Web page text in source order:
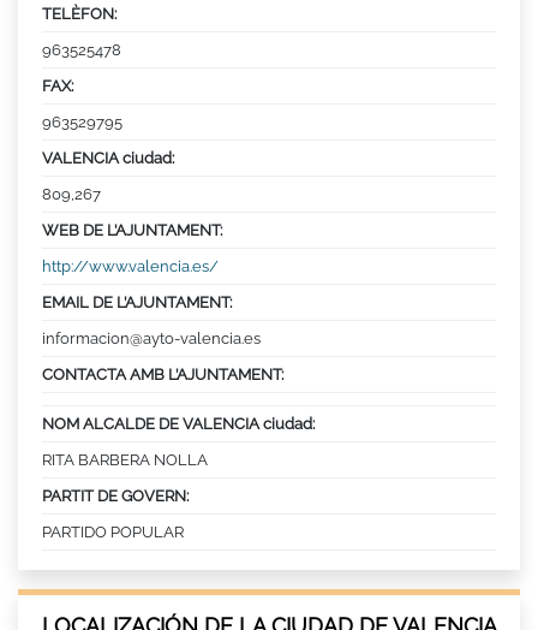
TELÈFON:
963525478
FAX:
963529795
VALENCIA ciudad:
809,267
WEB DE L’AJUNTAMENT:
http://www.valencia.es/
EMAIL DE L’AJUNTAMENT:
informacion@ayto-valencia.es
CONTACTA AMB L’AJUNTAMENT:
NOM ALCALDE DE VALENCIA ciudad:
RITA BARBERA NOLLA
PARTIT DE GOVERN:
PARTIDO POPULAR